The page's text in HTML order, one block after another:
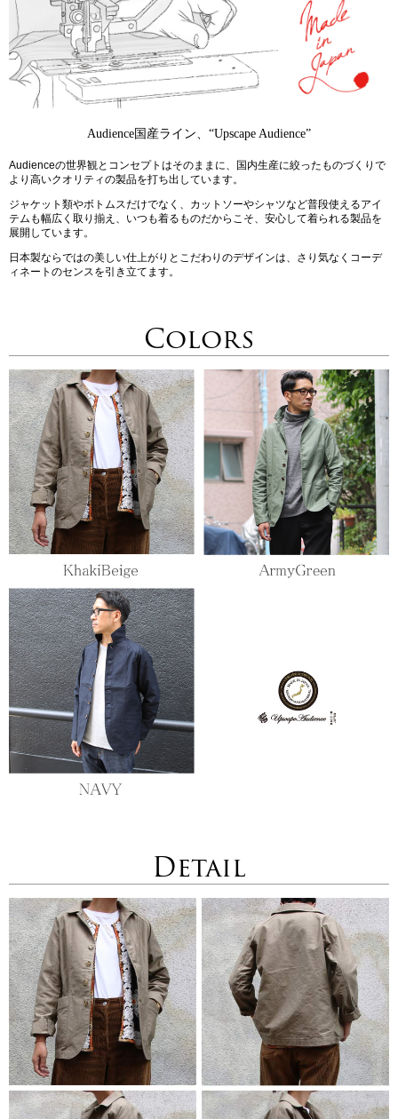
Audience国産ライン、“Upscape Audience”
Audienceの世界観とコンセプトはそのままに、国内生産に絞ったものづくりで
より高いクオリティの製品を打ち出しています。
ジャケット類やボトムスだけでなく、カットソーやシャツなど普段使えるアイ
テムも幅広く取り揃え、いつも着るものだからこそ、安心して着られる製品を
展開しています。
日本製ならではの美しい仕上がりとこだわりのデザインは、さり気なくコーデ
ィネートのセンスを引き立てます。
Colors
Detail